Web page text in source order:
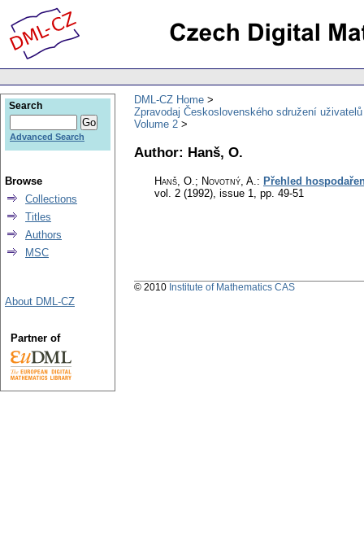
DML-CZ Home
Zpravodaj Československého sdružení uživatelů
Volume 2
Author: Hanš, O.
Hanš, O.; Novotný, A.: Přehled
vol. 2 (1992), issue 1, pp. 49-51
Search
Advanced Search
Browse
Collections
Titles
Authors
MSC
About DML-CZ
Partner of
© 2010 Institute of Mathematics CAS